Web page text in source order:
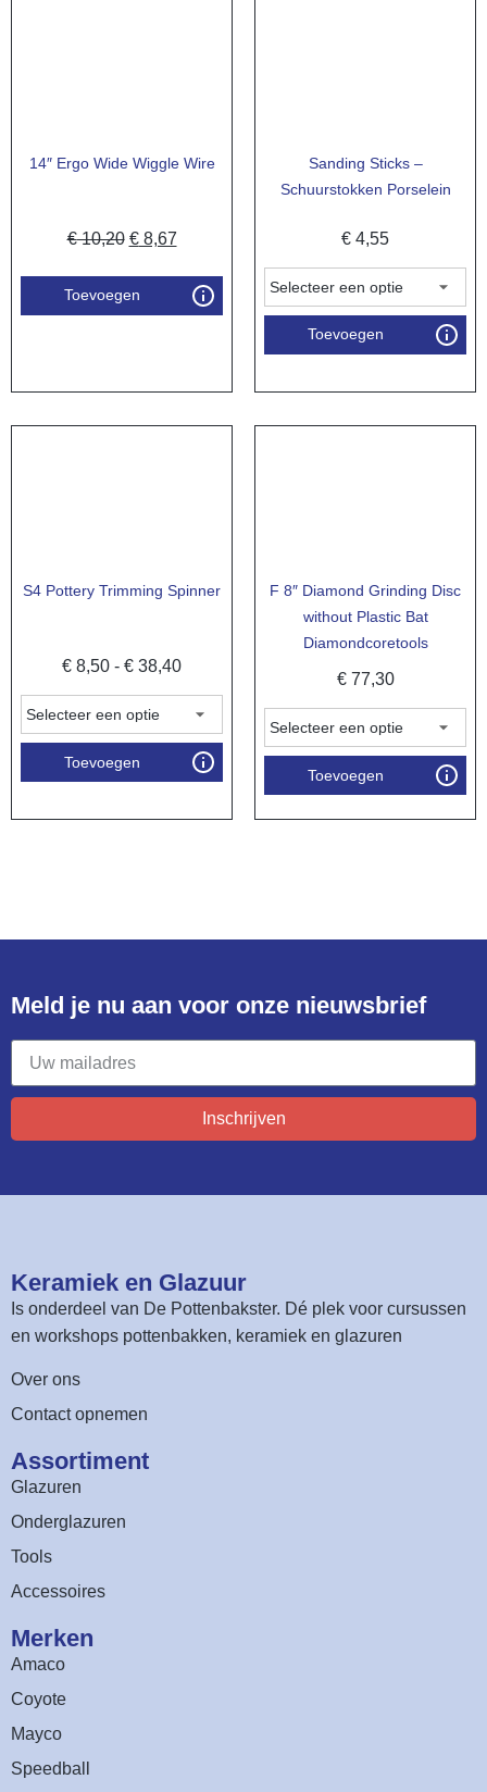
14″ Ergo Wide Wiggle Wire
€10,20 €8,67
Toevoegen
Sanding Sticks –
Schuurstokken Porselein
€ 4,55
Toevoegen
S4 Pottery Trimming Spinner
€ 8,50 - € 38,40
Toevoegen
F 8″ Diamond Grinding Disc
without Plastic Bat
Diamondcoretools
€77,30
Toevoegen
Meld je nu aan voor onze nieuwsbrief​
Inschrijven
Keramiek en Glazuur​
Is onderdeel van De Pottenbakster. Dé plek voor cursussen
en workshops pottenbakken, keramiek en glazuren
Over ons
Contact opnemen
Assortiment​
Glazuren
Onderglazuren
Tools
Accessoires
Merken
Amaco
Coyote
Mayco
Speedball